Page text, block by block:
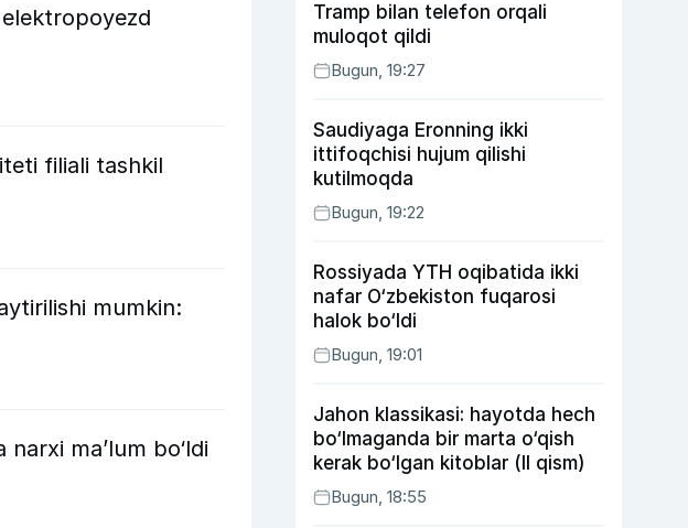
filiali tashkil
mumkin:
ma’lum bo‘ldi
Tramp bilan telefon orqali
muloqot qildi
Bugun, 19:27
Saudiyaga Eronning ikki
ittifoqchisi hujum qilishi
kutilmoqda
Bugun, 19:22
Rossiyada YTH oqibatida ikki
nafar O‘zbekiston fuqarosi
halok bo‘ldi
Bugun, 19:01
Jahon klassikasi: hayotda hech
bo‘lmaganda bir marta o‘qish
kerak bo‘lgan kitoblar (II qism)
Bugun, 18:55